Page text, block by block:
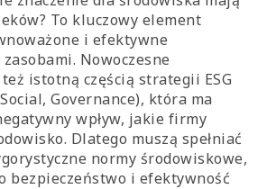
To kluczowy element
i efektywne
Nowoczesne
istotną częścią strategii ESG
Governance), która ma
wpływ, jakie firmy
Dlatego muszą spełniać
normy środowiskowe,
bezpieczeństwo i efektywność